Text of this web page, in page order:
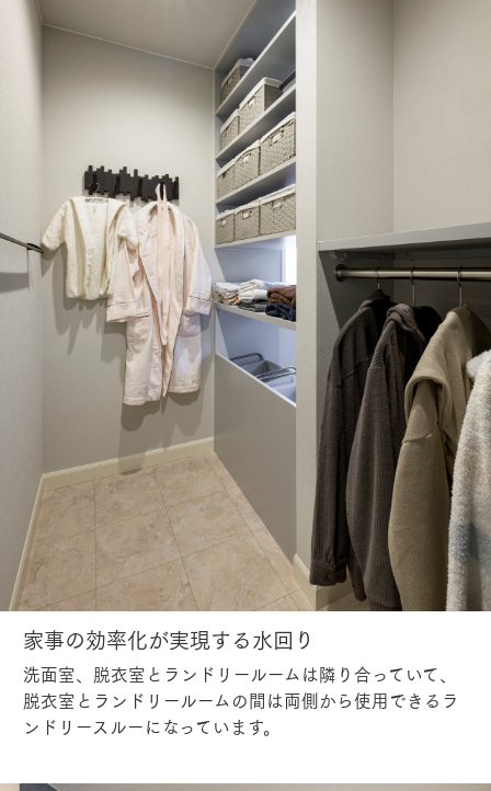
家事の効率化が実現する水回り
洗面室、脱衣室とランドリールームは隣り合っていて、
脱衣室とランドリールームの間は両側から使用できるラ
ンドリースルーになっています。